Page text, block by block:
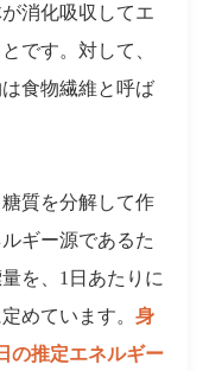
消化吸収してエ
です。対して、
食物繊維と呼ば
質を分解して作
ギー源であるた
を、1日あたりに
めています。身
の推定エネルギー